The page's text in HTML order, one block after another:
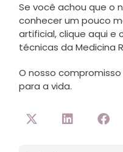
Se você achou que o
conhecer um pouco
artificial, clique aqui e
técnicas da Medicina
O nosso
para a vida.